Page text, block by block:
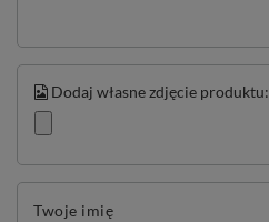
Dodaj własne zdjęcie produktu:
Twoje imię